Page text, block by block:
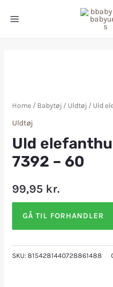
Home/ Babytøj / Uldtøj / Uld
Uldtøj
Uld
7392 – 60
99,95 kr.
GÅ TIL FORHANDLER
SKU:8154281440728861488